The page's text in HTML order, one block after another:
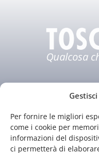
Per fornire le migliori
come i cookie per
informazioni del
ci permetterà di
Qualcosa